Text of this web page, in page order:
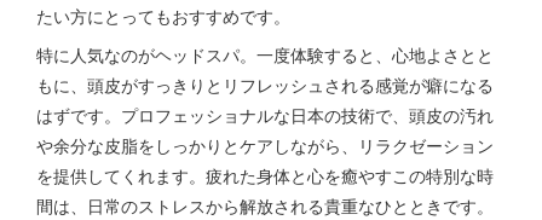
たい方にとってもおすすめです。
特に人気なのがヘッドスパ。一度体験すると、心地よさとと
もに、頭皮がすっきりとリフレッシュされる感覚が癖になる
はずです。プロフェッショナルな日本の技術で、頭皮の汚れ
や余分な皮脂をしっかりとケアしながら、リラクゼーション
を提供してくれます。疲れた身体と心を癒やすこの特別な時
間は、日常のストレスから解放される貴重なひとときです。